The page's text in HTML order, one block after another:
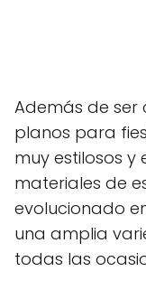
Además de ser
planos para
muy estilosos y
materiales de
evolucionado
una amplia
todas las